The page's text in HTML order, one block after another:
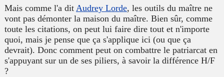
Mais comme l'a dit Audrey Lorde, les outils du maître ne
vont pas démonter la maison du maître. Bien sûr, comme
toute les citations, on peut lui faire dire tout et n'importe
quoi, mais je pense que ça s'applique ici (ou que ça
devrait). Donc comment peut on combattre le patriarcat en
s'appuyant sur un de ses piliers, à savoir la différence H/F
?